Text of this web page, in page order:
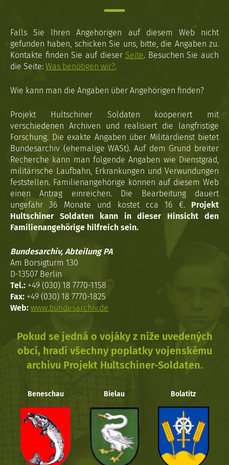
Falls Sie Ihren Angehörigen auf diesem Web nicht
gefunden haben, schicken Sie uns, bitte, die Angaben zu.
Kontakte finden Sie auf dieser Seite. Besuchen Sie auch
die Seite: Was benötigen wir?.
Wie kann man die Angaben über Angehörigen finden?
Projekt Hultschiner Soldaten kooperiert mit
verschiedenen Archiven und realisiert die langfristige
Forschung. Die exakte Angaben über Militärdienst bietet
Bundesarchiv (ehemalige WASt). Auf dem Grund breiter
Recherche kann man folgende Angaben wie Dienstgrad,
militärische Laufbahn, Erkrankungen und Verwundungen
feststellen. Familienangehörige können auf diesem Web
einen Antrag einreichen. Die Bearbeitung dauert
ungefähr 36 Monate und kostet cca 16 €. Projekt
Hultschiner Soldaten kann in dieser Hinsicht den
Familienangehörige hilfreich sein.
Bundesarchiv, Abteilung PA
Am Borsigturm 130
D-13507 Berlin
Tel.: +49 (030) 18 7770-1158
Fax: +49 (030) 18 7770-1825
Web: www.bundesarchiv.de
Pokud se jedná o vojáky z níže uvedených
obcí, hradí všechny poplatky vojenskému
archivu Projekt Hultschiner-Soldaten.
Beneschau Bielau Bolatitz